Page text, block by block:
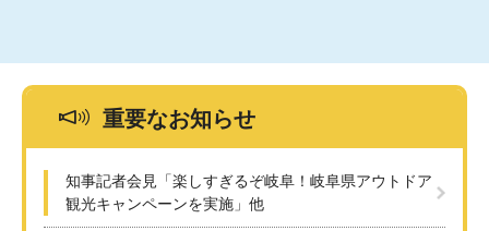
重要なお知らせ
知事記者会見「楽しすぎるぞ岐阜！岐阜県アウトドア
観光キャンペーンを実施」他